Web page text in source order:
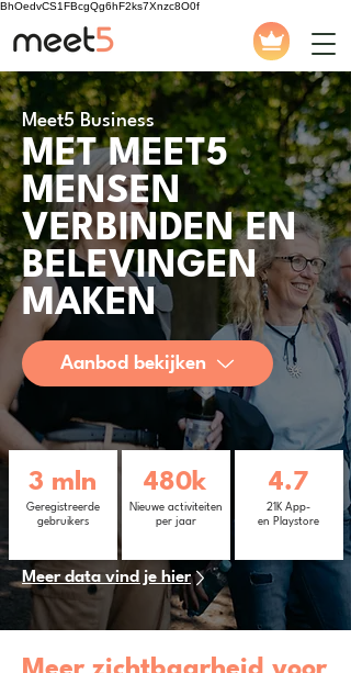
BhOedvCS1FBcgQg6hF2ks7Xnzc8O0f
Meet5 Business
MET MEET5
MENSEN
VERBINDEN EN
BELEVINGEN
MAKEN
Aanbod bekijken
3 mln
Geregistreerde
gebruikers
480k
Nieuwe activiteiten
per jaar
4.7
21K App-
en Playstore
Meer data vind je hier